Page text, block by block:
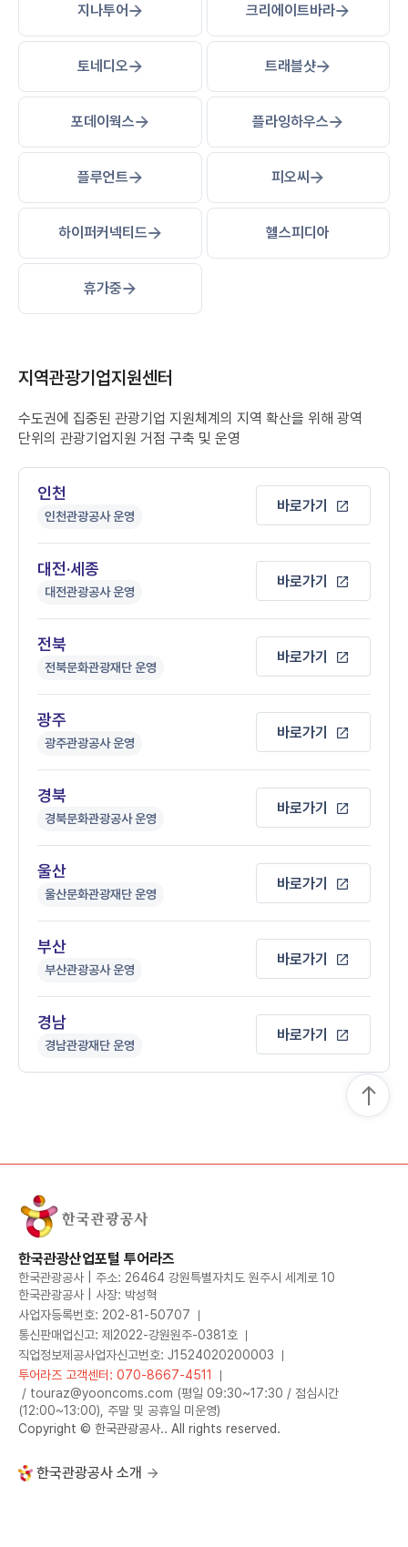
지나투어 크리에이트바라
토네디오 트래블샷
포데이웍스 플라잉하우스
플루언트 피오씨
하이퍼커넥티드 헬스피디아
휴가중
지역관광기업지원센터
수도권에 집중된 관광기업 지원체계의 지역 확산을 위해 광역
단위의 관광기업지원 거점 구축 및 운영
인천
인천관광공사 운영
바로가기
대전·세종
대전관광공사 운영
바로가기
전북
전북문화관광재단 운영
바로가기
광주
광주관광공사 운영
바로가기
경북
경북문화관광공사 운영
바로가기
울산
울산문화관광재단 운영
바로가기
부산
부산관광공사 운영
바로가기
경남
경남관광재단 운영
바로가기
한국관광산업포털 투어라즈
한국관광공사 | 주소: 26464 강원특별자치도 원주시 세계로 10
한국관광공사 | 사장: 박성혁
사업자등록번호: 202-81-50707
통신판매업신고: 제2022-강원원주-0381호
직업정보제공사업자신고번호: J1524020200003
투어라즈 고객센터: 070-8667-4511
/ touraz@yooncoms.com (평일 09:30~17:30 / 점심시간
(12:00~13:00), 주말 및 공휴일 미운영)
Copyright © 한국관광공사.. All rights reserved.
한국관광공사 소개